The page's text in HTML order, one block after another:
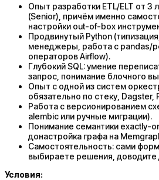
​​​​​​​​​​​​​​Опыт разработки ETL/ELT от 3
(Senior), причём именно
настройки out-of-box
Продвинутый Python
менеджеры, работа с pandas/
операторов Airflow).
Глубокий SQL: умение
запрос, понимание блочного
Опыт с одной из систем
обязательно по стеку,
Работа с версионированием
alembic или ручные миграции).
Понимание семантики exactly-
донастройка графа на
Самостоятельность: сами
выбираете решения, доводите
Условия: